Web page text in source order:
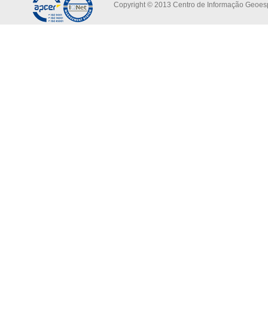
Copyright © 2013 Centro de Informação